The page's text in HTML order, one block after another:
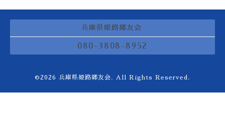
兵庫県姫路郷友会
080-3808-8952
©2026 兵庫県姫路郷友会. All Rights Reserved.